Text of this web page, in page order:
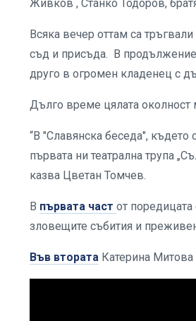
Живков , Станко Тодоров,
Всяка вечер оттам са
съд и присъда. В
друго в огромен кладенец с
Дълго време цялата околност
“В "Славянска беседа", където
първата ни театрална трупа
казва Цветан Томчев.
В първата част от
зловещите събития и
Във втората Катерина